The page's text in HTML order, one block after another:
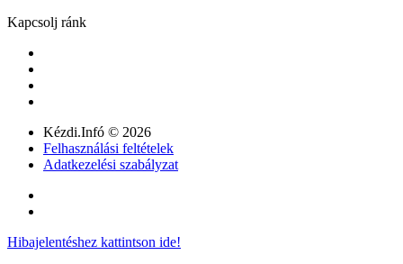
Kapcsolj ránk
Kézdi.Infó © 2026
Felhasználási feltételek
Adatkezelési szabályzat
Hibajelentéshez kattintson ide!